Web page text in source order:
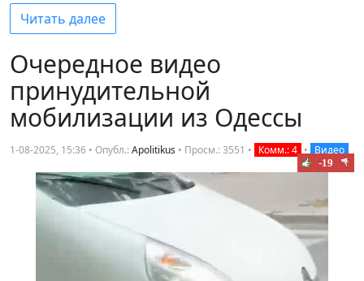
Читать далее
Очередное видео
принудительной
мобилизации из Одессы
1-08-2025, 15:36 • Опубл.:Apolitikus • Просм.: 3551 • Комм.: 4 • Видео
-19